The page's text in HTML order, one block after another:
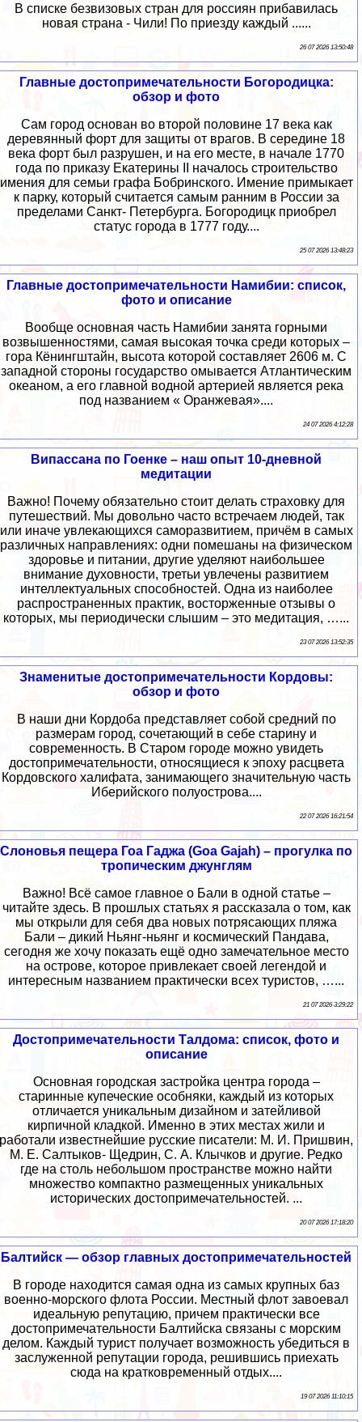
В списке безвизовых стран для россиян прибавилась
новая страна - Чили! По приезду каждый ......
26 07 2026 13:50:48
Главные достопримечательности Богородицка:
обзор и фото
Сам город основан во второй половине 17 века как
деревянный форт для защиты от врагов. В середине 18
века форт был разрушен, и на его месте, в начале 1770
года по приказу Екатерины II началось строительство
имения для семьи графа Бобринского. Имение примыкает
к парку, который считается самым ранним в России за
пределами Санкт- Петербурга. Богородицк приобрел
статус города в 1777 году....
25 07 2026 13:48:23
Главные достопримечательности Намибии: список,
фото и описание
Вообще основная часть Намибии занята горными
возвышенностями, самая высокая точка среди которых –
гора Кёнингштайн, высота которой составляет 2606 м. С
западной стороны государство омывается Атлантическим
океаном, а его главной водной артерией является река
под названием « Оранжевая»....
24 07 2026 4:12:28
Випассана по Гоенке – наш опыт 10-дневной
медитации
Важно! Почему обязательно стоит делать страховку для
путешествий. Мы довольно часто встречаем людей, так
или иначе увлекающихся саморазвитием, причём в самых
различных направлениях: одни помешаны на физическом
здоровье и питании, другие уделяют наибольшее
внимание духовности, третьи увлечены развитием
интеллектуальных способностей. Одна из наиболее
распространенных практик, восторженные отзывы о
которых, мы периодически слышим – это медитация, …...
23 07 2026 13:52:35
Знаменитые достопримечательности Кордовы:
обзор и фото
В наши дни Кордоба представляет собой средний по
размерам город, сочетающий в себе старину и
современность. В Старом городе можно увидеть
достопримечательности, относящиеся к эпоху расцвета
Кордовского халифата, занимающего значительную часть
Иберийского полуострова....
22 07 2026 16:21:54
Слоновья пещера Гоа Гаджа (Goa Gajah) – прогулка по
тропическим джунглям
Важно! Всё самое главное о Бали в одной статье –
читайте здесь. В прошлых статьях я рассказала о том, как
мы открыли для себя два новых потрясающих пляжа
Бали – дикий Ньянг-ньянг и космический Пандава,
сегодня же хочу показать ещё одно замечательное место
на острове, которое привлекает своей легендой и
интересным названием практически всех туристов, …...
21 07 2026 3:29:22
Достопримечательности Талдома: список, фото и
описание
Основная городская застройка центра города –
старинные купеческие особняки, каждый из которых
отличается уникальным дизайном и затейливой
кирпичной кладкой. Именно в этих местах жили и
работали известнейшие русские писатели: М. И. Пришвин,
М. Е. Салтыков- Щедрин, С. А. Клычков и другие. Редко
где на столь небольшом пространстве можно найти
множество компактно размещенных уникальных
исторических достопримечательностей. ...
20 07 2026 17:18:20
Балтийск — обзор главных достопримечательностей
В городе находится самая одна из самых крупных баз
военно-морского флота России. Местный флот завоевал
идеальную репутацию, причем практически все
достопримечательности Балтийска связаны с морским
делом. Каждый турист получает возможность убедиться в
заслуженной репутации города, решившись приехать
сюда на кратковременный отдых....
19 07 2026 11:10:15